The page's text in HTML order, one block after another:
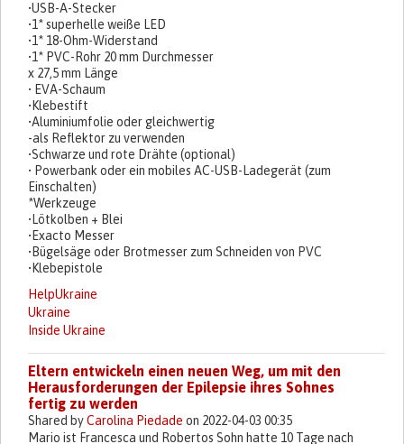
•USB-A-Stecker
•1* superhelle weiße LED
•1* 18-Ohm-Widerstand
•1* PVC-Rohr 20 mm Durchmesser
x 27,5 mm Länge
• EVA-Schaum
•Klebestift
•Aluminiumfolie oder gleichwertig
-als Reflektor zu verwenden
•Schwarze und rote Drähte (optional)
• Powerbank oder ein mobiles AC-USB-Ladegerät (zum
Einschalten)
*Werkzeuge
•Lötkolben + Blei
•Exacto Messer
•Bügelsäge oder Brotmesser zum Schneiden von PVC
•Klebepistole
HelpUkraine
Ukraine
Inside Ukraine
Eltern entwickeln einen neuen Weg, um mit den
Herausforderungen der Epilepsie ihres Sohnes
fertig zu werden
Shared byCarolina Piedade on 2022-04-03 00:35
Mario ist Francesca und Robertos Sohn hatte 10 Tage nach